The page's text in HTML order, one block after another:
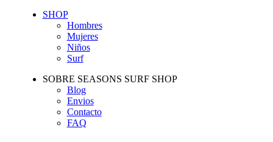
SHOP
Hombres
Mujeres
Niños
Surf
SOBRE SEASONS SURF SHOP
Blog
Envios
Contacto
FAQ